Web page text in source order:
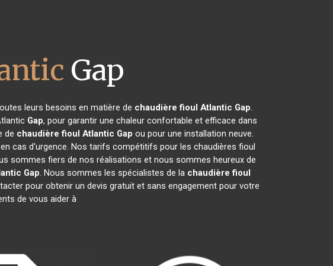
Gap
leurs besoins en matière de chaudière fioul Atlantic Gap.
Gap, pour garantir une chaleur confortable et efficace dans
de chaudière fioul Atlantic Gap ou pour une installation neuve.
cas d'urgence. Nos tarifs compétitifs pour les chaudières fioul
sommes fiers de nos réalisations et nous sommes heureux de
Gap. Nous sommes les spécialistes de la chaudière fioul
pour obtenir un devis gratuit et sans engagement pour votre
de vous aider à